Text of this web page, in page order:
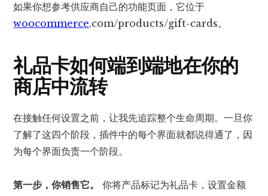
如果你想参考供应商自己的功能页面，它位于
woocommerce.com/products/gift-cards。
礼品卡如何端到端地在你的
商店中流转
在接触任何设置之前，让我先追踪整个生命周期。一旦你
了解了这四个阶段，插件中的每个界面就都说得通了，因
为每个界面负责一个阶段。
第一步，你销售它。
你将产品标记为礼品卡，设置金额